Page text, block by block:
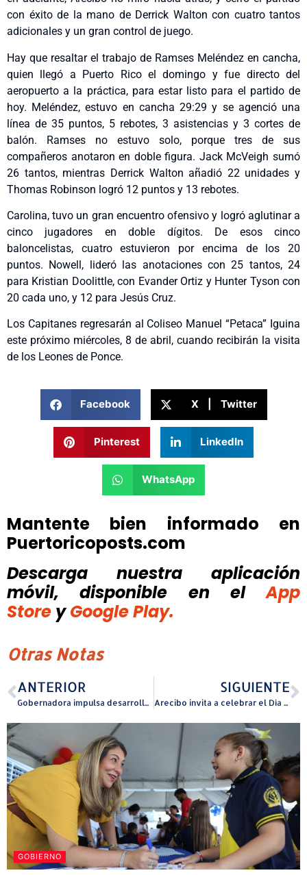
con éxito de la mano de Derrick Walton con cuatro tantos
adicionales y un gran control de juego.
Hay que resaltar el trabajo de Ramses Meléndez en cancha,
quien llegó a Puerto Rico el domingo y fue directo del
aeropuerto a la práctica, para estar listo para el partido de
hoy. Meléndez, estuvo en cancha 29:29 y se agenció una
línea de 35 puntos, 5 rebotes, 3 asistencias y 3 cortes de
balón. Ramses no estuvo solo, porque tres de sus
compañeros anotaron en doble figura. Jack McVeigh sumó
26 tantos, mientras Derrick Walton añadió 22 unidades y
Thomas Robinson logró 12 puntos y 13 rebotes.
Carolina, tuvo un gran encuentro ofensivo y logró aglutinar a
cinco jugadores en doble dígitos. De esos cinco
baloncelistas, cuatro estuvieron por encima de los 20
puntos. Nowell, lideró las anotaciones con 25 tantos, 24
para Kristian Doolittle, con Evander Ortiz y Hunter Tyson con
20 cada uno, y 12 para Jesús Cruz.
Los Capitanes regresarán al Coliseo Manuel “Petaca” Iguina
este próximo miércoles, 8 de abril, cuando recibirán la visita
de los Leones de Ponce.
Facebook X | Twitter
Pinterest LinkedIn
WhatsApp
Mantente bien informado en
Puertoricoposts.com
Descarga nuestra aplicación
móvil, disponible
en el
App
Store y Google Play.
Otras Notas
ANTERIOR
Gobernadora impulsa desarrollo en Canóvanas
SIGUIENTE
Arecibo invita a celebrar el Día de la Danza en la Casa Trina Padilla de Sanz
GOBIERNO